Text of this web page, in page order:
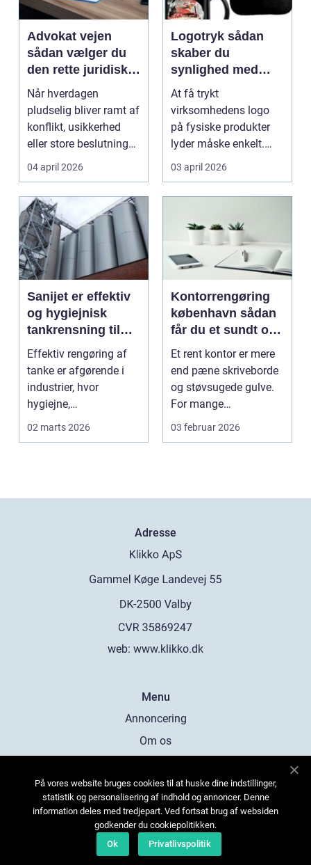
Advokat vejen
sådan vælger du
den rette juridiske
hjælp lokalt
Når hverdagen
pludselig bliver ramt af
konflikt, usikkerhed
eller store beslutninger,
kan en lokal a...
04 april 2026
Logotryk sådan
skaber du
synlighed med
simple midler
At få trykt
virksomhedens logo
på fysiske produkter
lyder måske enkelt.
Men gjort rigtigt kan
logotr...
03 april 2026
Sanijet er effektiv
og hygiejnisk
tankrensning til
krævende
industrier
Effektiv rengøring af
tanke er afgørende i
industrier, hvor
hygiejne,
driftssikkerhed ...
02 marts 2026
Kontorrengøring
københavn sådan
får du et sundt og
præsentabelt
arbejdsmiljø
Et rent kontor er mere
end pæne skriveborde
og støvsugede gulve.
For mange
virksomheder i
03 februar 2026
Adresse
web: www.klikko.dk
Menu
Annoncering
Om os
Kontakt os
Sitemap
På vores website bruges cookies til at huske dine indstillinger,
statistik og personalisering af indhold og annoncer. Denne
information deles med tredjepart. Ved fortsat brug af websiden
godkender du cookiepolitikken.
Ok
Privatlivspolitik